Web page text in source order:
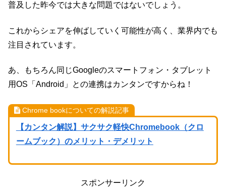
普及した昨今では大きな問題ではないでしょう。
これからシェアを伸ばしていく可能性が高く、業界内でも
注目されています。
あ、もちろん同じGoogleのスマートフォン・タブレット
用OS「Android」との連携はカンタンですからね！
Chrome bookについての解説記事
【カンタン解説】サクサク軽快Chromebook（クロ
ームブック）のメリット・デメリット
スポンサーリンク